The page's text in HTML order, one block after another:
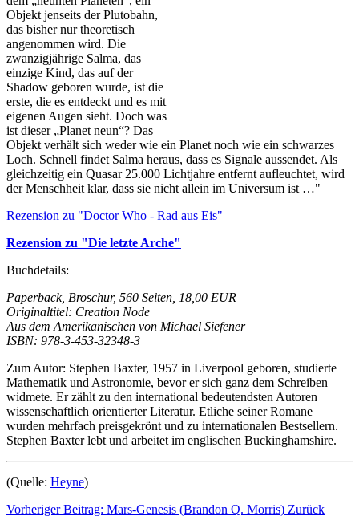
Objekt jenseits der Plutobahn,
das bisher nur theoretisch
angenommen wird. Die
zwanzigjährige Salma, das
einzige Kind, das auf der
Shadow geboren wurde, ist die
erste, die es entdeckt und es mit
eigenen Augen sieht. Doch was
ist dieser „Planet neun“? Das
Objekt verhält sich weder wie ein Planet noch wie ein schwarzes
Loch. Schnell findet Salma heraus, dass es Signale aussendet. Als
gleichzeitig ein Quasar 25.000 Lichtjahre entfernt aufleuchtet, wird
der Menschheit klar, dass sie nicht allein im Universum ist …"
Rezension zu "Doctor Who - Rad aus Eis"
Rezension zu "Die letzte Arche"
Buchdetails:
Paperback, Broschur, 560 Seiten, 18,00 EUR
Originaltitel: Creation Node
Aus dem Amerikanischen von Michael Siefener
ISBN: 978-3-453-32348-3
Zum Autor: Stephen Baxter, 1957 in Liverpool geboren, studierte
Mathematik und Astronomie, bevor er sich ganz dem Schreiben
widmete. Er zählt zu den international bedeutendsten Autoren
wissenschaftlich orientierter Literatur. Etliche seiner Romane
wurden mehrfach preisgekrönt und zu internationalen Bestsellern.
Stephen Baxter lebt und arbeitet im englischen Buckinghamshire.
(Quelle: Heyne)
Vorheriger Beitrag: Mars-Genesis (Brandon Q. Morris) Zurück